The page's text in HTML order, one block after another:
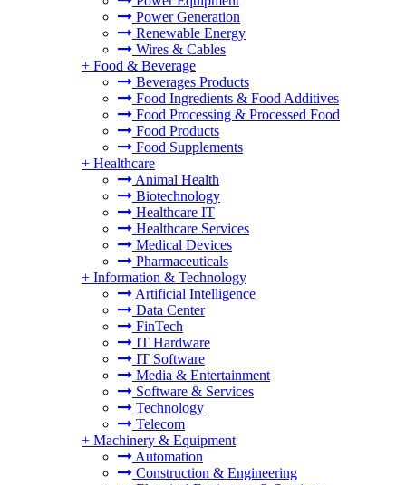
Power Generation
Renewable Energy
Wires & Cables
+ Food & Beverage
Beverages Products
Food Ingredients & Food Additives
Food Processing & Processed Food
Food Products
Food Supplements
+ Healthcare
Animal Health
Biotechnology
Healthcare IT
Healthcare Services
Medical Devices
Pharmaceuticals
+ Information & Technology
Artificial Intelligence
Data Center
FinTech
IT Hardware
IT Software
Media & Entertainment
Software & Services
Technology
Telecom
+ Machinery & Equipment
Automation
Construction & Engineering